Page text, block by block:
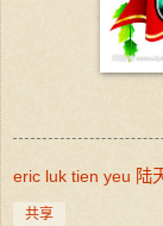
eric luk tien yeu 陆
共享